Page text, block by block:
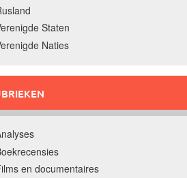
Staten
Naties
en documentaires